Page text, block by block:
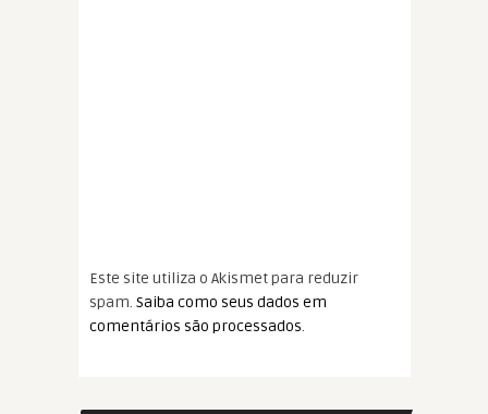
Este site utiliza o Akismet para reduzir
spam. Saiba como seus dados em
comentários são processados.